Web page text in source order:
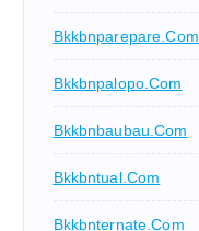
Bkkbnparepare.com
Bkkbnpalopo.com
Bkkbnbaubau.com
Bkkbntual.com
Bkkbnternate.com